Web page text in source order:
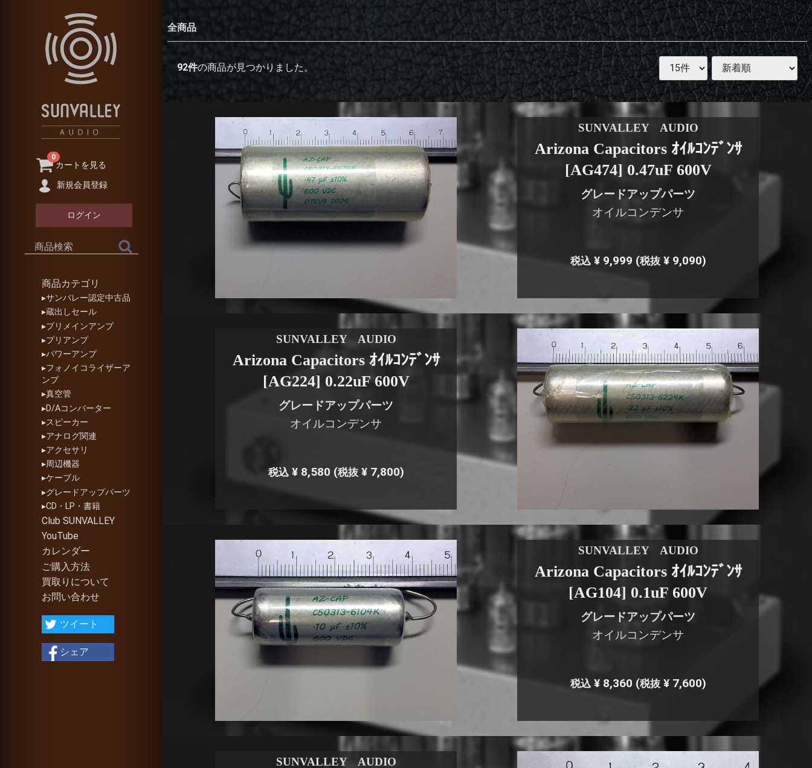
0
カートを見る
新規会員登録
ログイン
商品カテゴリ
▸サンバレー認定中古品
▸蔵出しセール
▸プリメインアンプ
▸プリアンプ
▸パワーアンプ
▸フォノイコライザーア
ンプ
▸真空管
▸D/Aコンバーター
▸スピーカー
▸アナログ関連
▸アクセサリ
▸周辺機器
▸ケーブル
▸グレードアップパーツ
▸CD・LP・書籍
Club SUNVALLEY
YouTube
カレンダー
ご購入方法
買取りについて
お問い合わせ
ツイート
シェア
全商品
92件の商品が見つかりました。
SUNVALLEY AUDIO
Arizona Capacitors ｵｲﾙｺﾝﾃﾞﾝｻ
[AG474] 0.47uF 600V
グレードアップパーツ
オイルコンデンサ
税込¥ 9,999 (税抜¥ 9,090)
SUNVALLEY AUDIO
Arizona Capacitors ｵｲﾙｺﾝﾃﾞﾝｻ
[AG224] 0.22uF 600V
グレードアップパーツ
オイルコンデンサ
税込¥ 8,580 (税抜¥ 7,800)
SUNVALLEY AUDIO
Arizona Capacitors ｵｲﾙｺﾝﾃﾞﾝｻ
[AG104] 0.1uF 600V
グレードアップパーツ
オイルコンデンサ
税込¥ 8,360 (税抜¥ 7,600)
SUNVALLEY AUDIO